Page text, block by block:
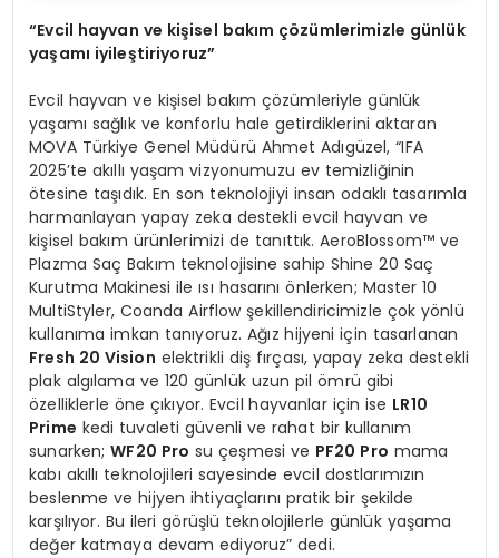
“Evcil hayvan ve kişisel bakım çözümlerimizle günlük
yaşamı iyileştiriyoruz”
Evcil hayvan ve kişisel bakım çözümleriyle günlük
yaşamı sağlık ve konforlu hale getirdiklerini aktaran
MOVA Türkiye Genel Müdürü Ahmet Adıgüzel, “IFA
2025’te akıllı yaşam vizyonumuzu ev temizliğinin
ötesine taşıdık. En son teknolojiyi insan odaklı tasarımla
harmanlayan yapay zeka destekli evcil hayvan ve
kişisel bakım ürünlerimizi de tanıttık. AeroBlossom™ ve
Plazma Saç Bakım teknolojisine sahip Shine 20 Saç
Kurutma Makinesi ile ısı hasarını önlerken; Master 10
MultiStyler, Coanda Airflow şekillendiricimizle çok yönlü
kullanıma imkan tanıyoruz. Ağız hijyeni için tasarlanan
Fresh 20 Vision elektrikli diş fırçası, yapay zeka destekli
plak algılama ve 120 günlük uzun pil ömrü gibi
özelliklerle öne çıkıyor. Evcil hayvanlar için ise LR10
Prime kedi tuvaleti güvenli ve rahat bir kullanım
sunarken;WF20 Pro su çeşmesi ve PF20 Pro mama
kabı akıllı teknolojileri sayesinde evcil dostlarımızın
beslenme ve hijyen ihtiyaçlarını pratik bir şekilde
karşılıyor. Bu ileri görüşlü teknolojilerle günlük yaşama
değer katmaya devam ediyoruz” dedi.